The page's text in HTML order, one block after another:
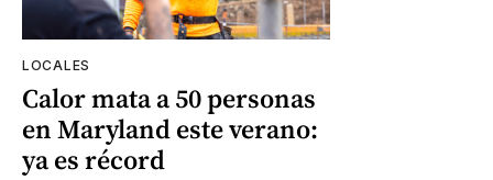
LOCALES
Calor mata a 50 personas
en Maryland este verano:
ya es récord